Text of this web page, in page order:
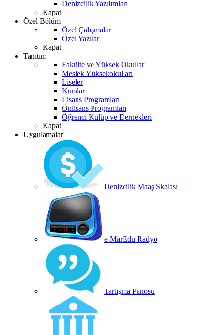
Denizcilik Yazılımları
Kapat
Özel Bölüm
Özel Çalışmalar
Özel Yazılar
Kapat
Tanıtım
Fakülte ve Yüksek Okullar
Meslek Yüksekokulları
Liseler
Kurslar
Lisans Programları
Önlisans Programları
Öğrenci Kulüp ve Dernekleri
Kapat
Uygulamalar
Denizcilik Maaş Skalası
e-MarEdu Radyo
Tartışma Panosu